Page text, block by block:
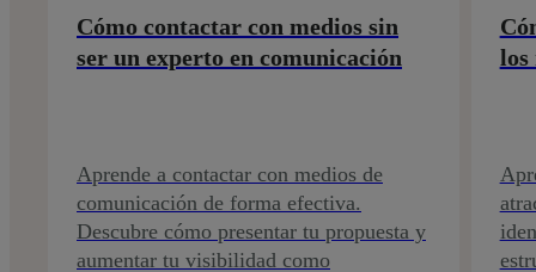
Cómo contactar con medios sin
ser un experto en comunicación
Aprende a contactar con medios de
comunicación de forma efectiva.
Descubre cómo presentar tu propuesta y
aumentar tu visibilidad como
los